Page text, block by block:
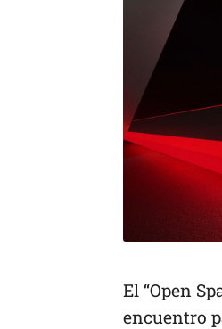
El “Open
encuentro